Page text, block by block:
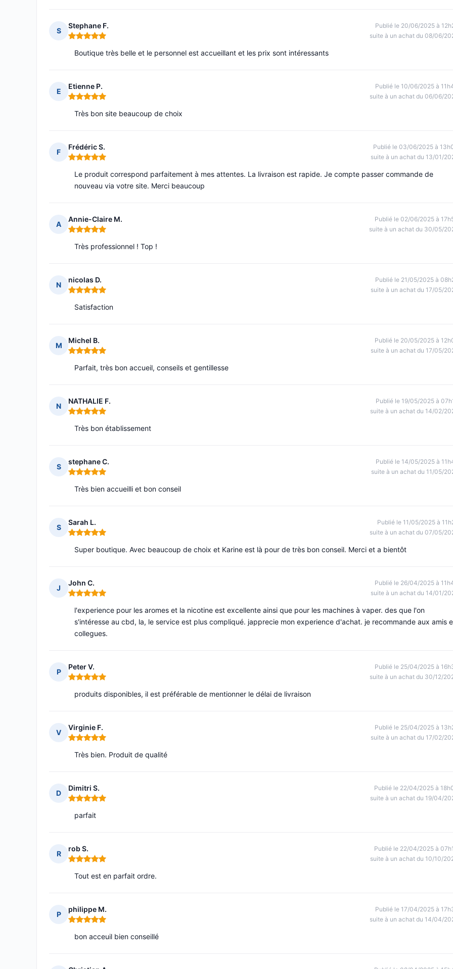
S
Stephane F.
Note : 5 sur 5
Publié le 20/06/2025 à
suite à un achat du 08/06/
Boutique très belle et le personnel est accueillant et les prix sont intéressants
E
Etienne P.
Note : 5 sur 5
Publié le 10/06/2025 à
suite à un achat du 06/06/
Très bon site beaucoup de choix
F
Frédéric S.
Note : 5 sur 5
Publié le 03/06/2025 à
suite à un achat du 13/01/
Le produit correspond parfaitement à mes attentes. La livraison est rapide. Je compte passer commande de
nouveau via votre site. Merci beaucoup
A
Annie-Claire M.
Note : 5 sur 5
Publié le 02/06/2025 à
suite à un achat du 30/05/
Très professionnel ! Top !
N
nicolas D.
Note : 5 sur 5
Publié le 21/05/2025 à
suite à un achat du 17/05/
Satisfaction
M
Michel B.
Note : 5 sur 5
Publié le 20/05/2025 à
suite à un achat du 17/05/
Parfait, très bon accueil, conseils et gentillesse
N
NATHALIE F.
Note : 5 sur 5
Publié le 19/05/2025 à
suite à un achat du 14/02/
Très bon établissement
S
stephane C.
Note : 5 sur 5
Publié le 14/05/2025 à
suite à un achat du 11/05/
Très bien accueilli et bon conseil
S
Sarah L.
Note : 5 sur 5
Publié le 11/05/2025 à
suite à un achat du 07/05/
Super boutique. Avec beaucoup de choix et Karine est là pour de très bon conseil. Merci et a bientôt
J
John C.
Note : 5 sur 5
Publié le 26/04/2025 à
suite à un achat du 14/01/
l'experience pour les aromes et la nicotine est excellente ainsi que pour les machines à vaper. des que l'on
s'intéresse au cbd, la, le service est plus compliqué. japprecie mon experience d'achat. je recommande aux amis
collegues.
P
Peter V.
Note : 5 sur 5
Publié le 25/04/2025 à
suite à un achat du 30/12/
produits disponibles, il est préférable de mentionner le délai de livraison
V
Virginie F.
Note : 5 sur 5
Publié le 25/04/2025 à
suite à un achat du 17/02/
Très bien. Produit de qualité
D
Dimitri S.
Note : 5 sur 5
Publié le 22/04/2025 à
suite à un achat du 19/04/
parfait
R
rob S.
Note : 5 sur 5
Publié le 22/04/2025 à
suite à un achat du 10/10/
Tout est en parfait ordre.
P
philippe M.
Note : 5 sur 5
Publié le 17/04/2025 à
suite à un achat du 14/04/
bon acceuil bien conseillé